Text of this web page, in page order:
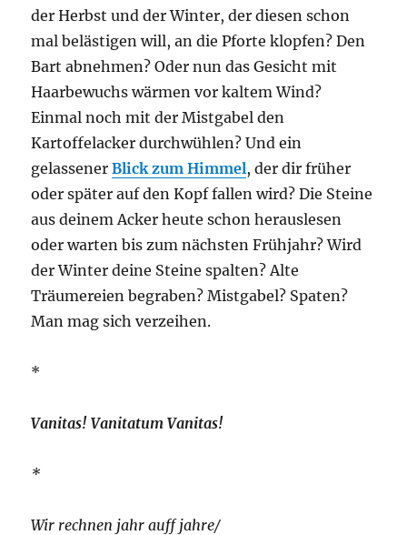
der Herbst und der Winter, der diesen schon
mal belästigen will, an die Pforte klopfen? Den
Bart abnehmen? Oder nun das Gesicht mit
Haarbewuchs wärmen vor kaltem Wind?
Einmal noch mit der Mistgabel den
Kartoffelacker durchwühlen? Und ein
gelassenerBlick zum Himmel, der dir früher
oder später auf den Kopf fallen wird? Die Steine
aus deinem Acker heute schon herauslesen
oder warten bis zum nächsten Frühjahr? Wird
der Winter deine Steine spalten? Alte
Träumereien begraben? Mistgabel? Spaten?
Man mag sich verzeihen.
*
Vanitas! Vanitatum Vanitas!
*
Wir rechnen jahr auff jahre/